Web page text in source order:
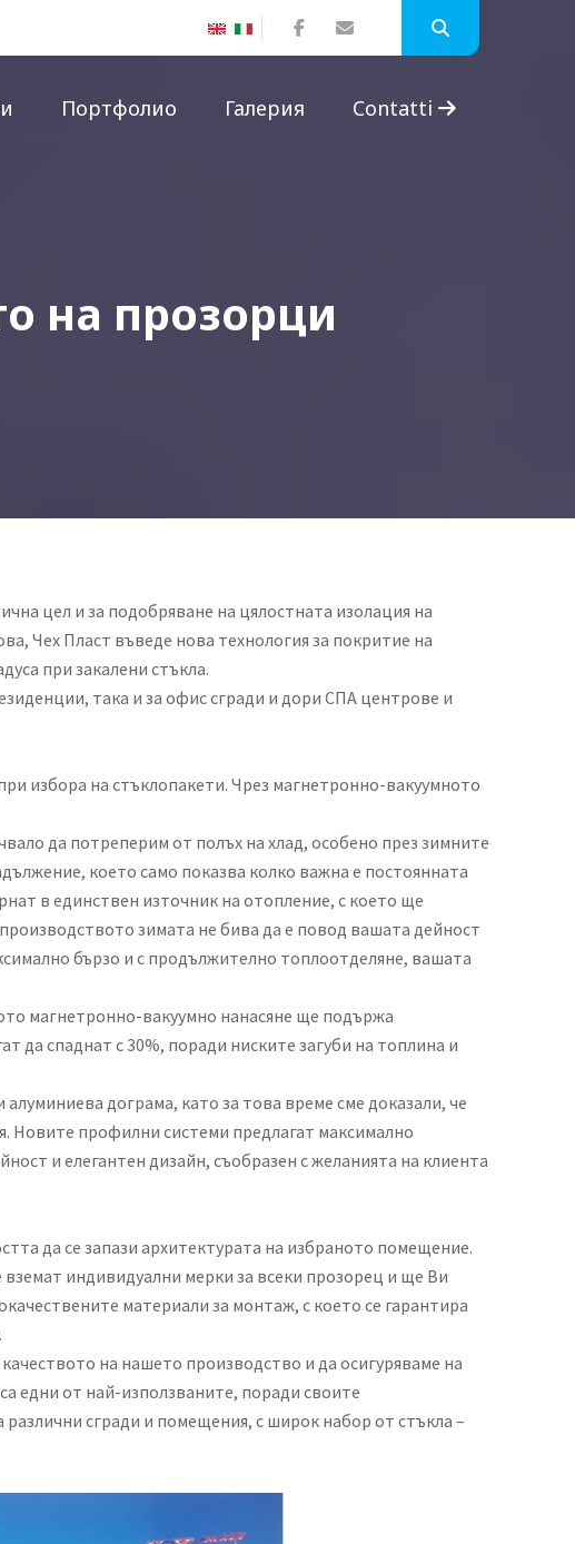
Портфолио Галерия Contatti
на прозорци
цел и за подобряване на цялостната изолация на
Чех Пласт въведе нова технология за покритие на
при закалени стъкла.
така и за офис сгради и дори СПА центрове и
избора на стъклопакети. Чрез магнетронно-вакуумното
да потреперим от полъх на хлад, особено през зимните
което само показва колко важна е постоянната
в единствен източник на отопление, с което ще
зимата не бива да е повод вашата дейност
бързо и с продължително топлоотделяне, вашата
магнетронно-вакуумно нанасяне ще подържа
да спаднат с 30%, поради ниските загуби на топлина и
дограма, като за това време сме доказали, че
Новите профилни системи предлагат максимално
и елегантен дизайн, съобразен с желанията на клиента
да се запази архитектурата на избраното помещение.
индивидуални мерки за всеки прозорец и ще Ви
материали за монтаж, с което се гарантира
на нашето производство и да осигуряваме на
едни от най-използваните, поради своите
сгради и помещения, с широк набор от стъкла –